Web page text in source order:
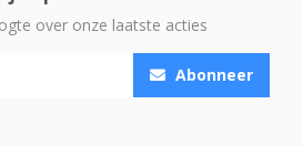
over onze laatste acties
Abonneer